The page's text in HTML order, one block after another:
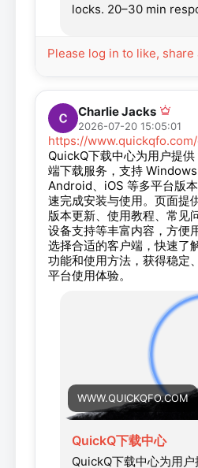
locks. 20–30 min
Please log in to like, share
Charlie Jacks
2026-07-20 15:05:01
https://
QuickQ下载中心为用户提
端下载服务，支持 Windows
Android、iOS 等多平台版
速完成安装与使用。页面提
版本更新、使用教程、常见
设备支持等丰富内容，方便
选择合适的客户端，快速了
功能和使用方法，获得稳定
平台使用体验。
WWW.QUICKQFO.COM
QuickQ下载中心
QuickQ下载中心为用